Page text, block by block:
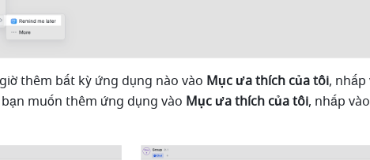
thêm bất kỳ ứng dụng nào vào Mục ưa thích của tôi
bạn muốn thêm ứng dụng vào Mục ưa thích của tôi, nhấp vào